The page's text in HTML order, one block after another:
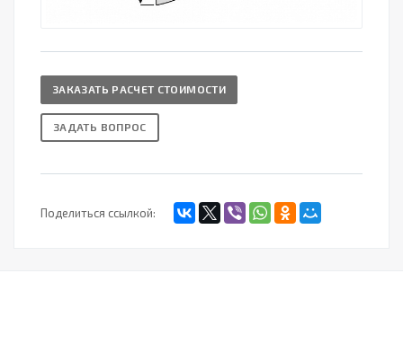
ЗАКАЗАТЬ РАСЧЕТ СТОИМОСТИ
ЗАДАТЬ ВОПРОС
Поделиться ссылкой: